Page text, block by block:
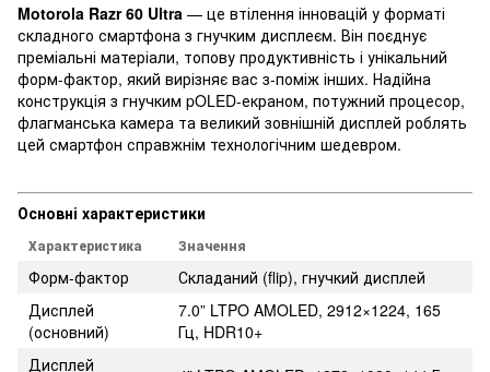
Motorola Razr 60 Ultra — це втілення інновацій у форматі
складного смартфона з гнучким дисплеєм. Він поєднує
преміальні матеріали, топову продуктивність і унікальний
форм-фактор, який вирізняє вас з-поміж інших. Надійна
конструкція з гнучким pOLED-екраном, потужний процесор,
флагманська камера та великий зовнішній дисплей роблять
цей смартфон справжнім технологічним шедевром.
Основні характеристики
Характеристика Значення
Форм-фактор
Складаний (flip), гнучкий дисплей
Дисплей
(основний)
7.0” LTPO AMOLED, 2912×1224, 165
Гц, HDR10+
Дисплей